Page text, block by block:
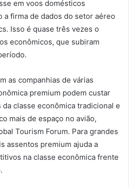
em voos domésticos
a firma de dados do setor aéreo
Isso é quase três vezes o
econômicos, que subiram
as companhias de várias
premium podem custar
classe econômica tradicional e
mais de espaço no avião,
Tourism Forum. Para grandes
assentos premium ajuda a
na classe econômica frente